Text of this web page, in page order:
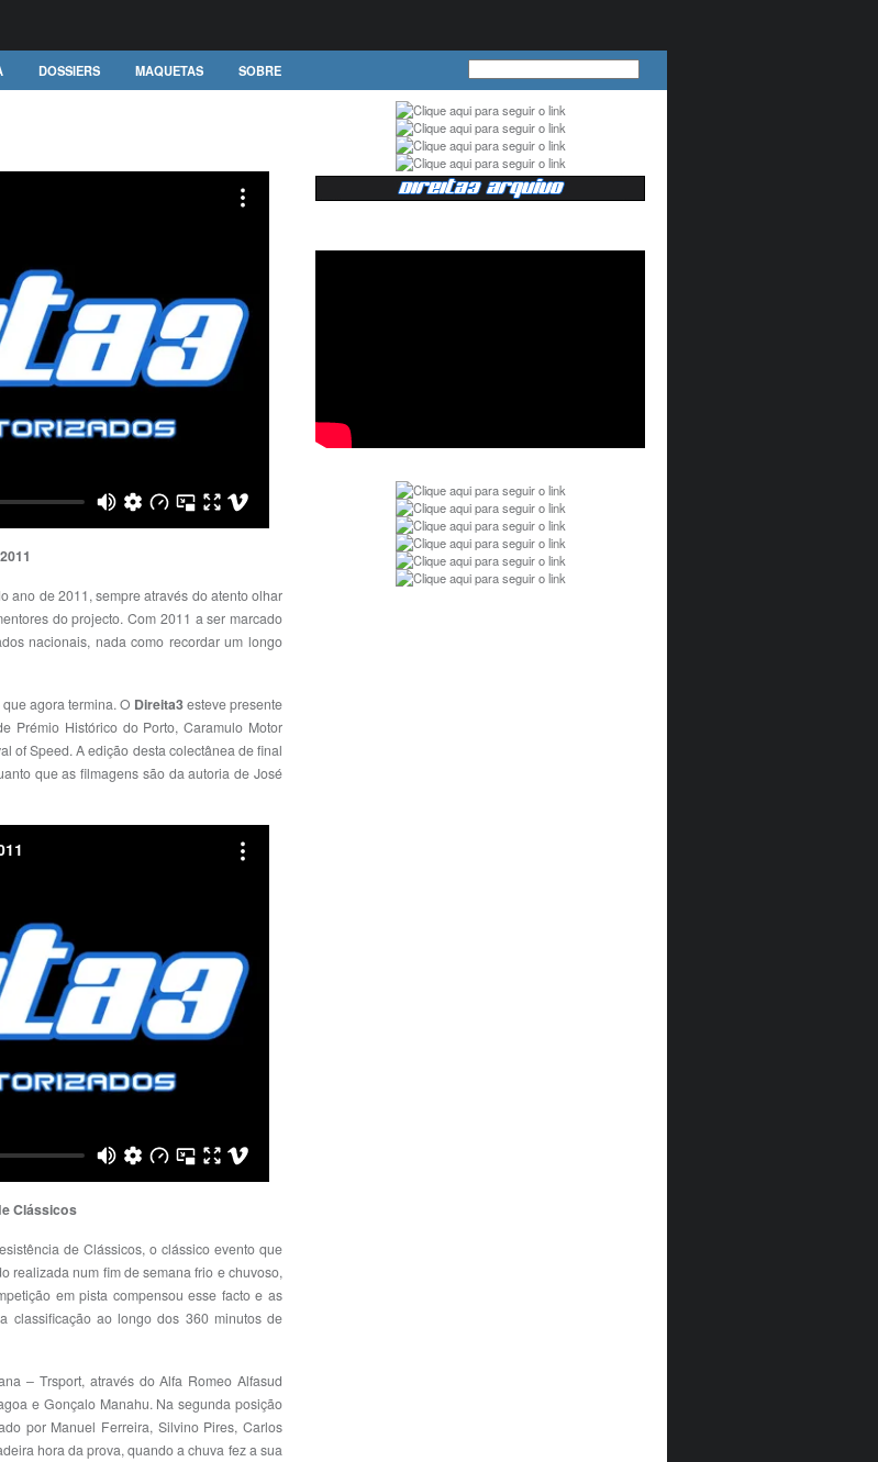
DOSSIERS MAQUETAS SOBRE
ano de 2011, sempre através do atento olhar
do projecto. Com 2011 a ser marcado
nacionais, nada como recordar um longo
agora termina. O Direita3esteve presente
Prémio Histórico do Porto, Caramulo Motor
of Speed. A edição desta colectânea de final
que as filmagens são da autoria de José
Clássicos
de Clássicos, o clássico evento que
realizada num fim de semana frio e chuvoso,
em pista compensou esse facto e as
classificação ao longo dos 360 minutos de
– Trsport, através do Alfa Romeo Alfasud
e Gonçalo Manahu. Na segunda posição
por Manuel Ferreira, Silvino Pires, Carlos
hora da prova, quando a chuva fez a sua